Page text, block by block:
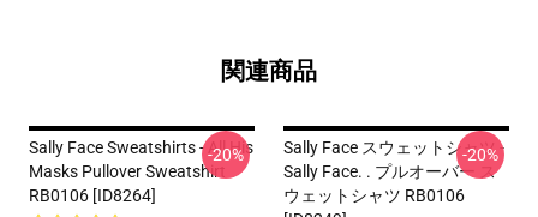
関連商品
Sally Face Sweatshirts - All His
Masks Pullover Sweatshirt
RB0106 [ID8264]
-20%
Sally Face スウェットシャツ -
Sally Face. . プルオーバー ス
ウェットシャツ RB0106
-20%